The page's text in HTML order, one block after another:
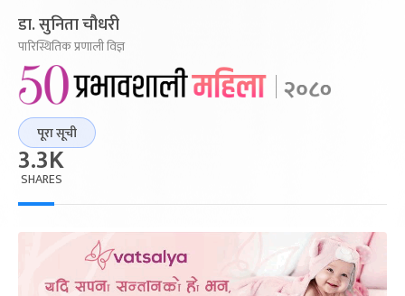
डा. सुनिता चौधरी
पारिस्थितिक प्रणाली विज्ञ
पूरा सूची
3.3K
SHARES